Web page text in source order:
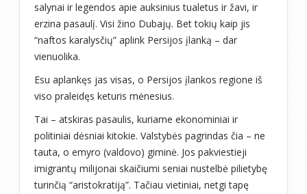
salynai ir legendos apie auksinius tualetus ir žavi, ir
erzina pasaulį. Visi žino Dubajų. Bet tokių kaip jis
“naftos karalysčių” aplink Persijos įlanką – dar
vienuolika.
Esu aplankęs jas visas, o Persijos įlankos regione iš
viso praleidęs keturis mėnesius.
Tai – atskiras pasaulis, kuriame ekonominiai ir
politiniai dėsniai kitokie. Valstybės pagrindas čia – ne
tauta, o emyro (valdovo) giminė. Jos pakviestieji
imigrantų milijonai skaičiumi seniai nustelbė pilietybę
turinčią “aristokratiją”. Tačiau vietiniai, netgi tapę